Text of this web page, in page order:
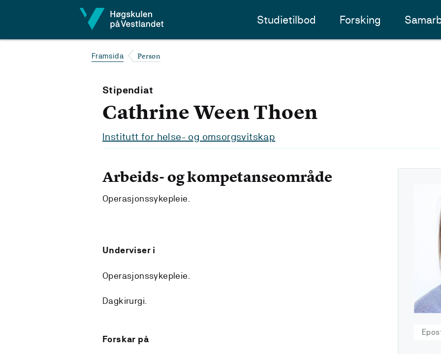
Studietilbod Forsking
Framsida Person
Stipendiat
Cathrine Ween Thoen
Institutt for helse- og omsorgsvitskap
Arbeids- og kompetanseområde
Operasjonssykepleie.
Underviser i
Operasjonssykepleie.
Dagkirurgi.
Forskar på